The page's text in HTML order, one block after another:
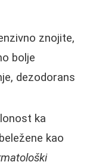
znojite,
bolje
dezodorans
ka
kao